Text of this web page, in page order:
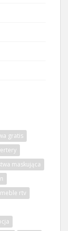
gratis
maskująca
meble rtv